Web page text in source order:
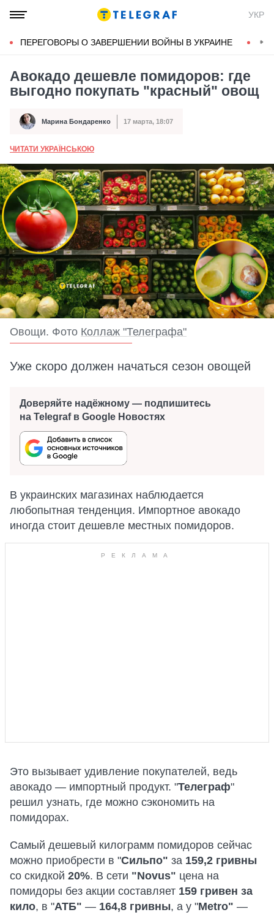
УКР
ПЕРЕГОВОРЫ О ЗАВЕРШЕНИИ ВОЙНЫ В УКРАИНЕ
Авокадо дешевле помидоров: где
выгодно покупать "красный" овощ
Автор Марина Бондаренко
Дата публикации 17 марта, 18:07
ЧИТАТИ УКРАЇНСЬКОЮ
Овощи. Фото Коллаж "Телеграфа"
Уже скоро должен начаться сезон овощей
Доверяйте надёжному — подпишитесь
на Telegraf в Google Новостях
В украинских магазинах наблюдается
любопытная тенденция. Импортное авокадо
иногда стоит дешевле местных помидоров.
Это вызывает удивление покупателей, ведь
авокадо — импортный продукт. "Телеграф"
решил узнать, где можно сэкономить на
помидорах.
Самый дешевый килограмм помидоров сейчас
можно приобрести в "Сильпо" за 159,2 гривны
со скидкой 20%. В сети "Novus" цена на
помидоры без акции составляет 159 гривен за
кило, в "АТБ" — 164,8 гривны, а у "Metro" —